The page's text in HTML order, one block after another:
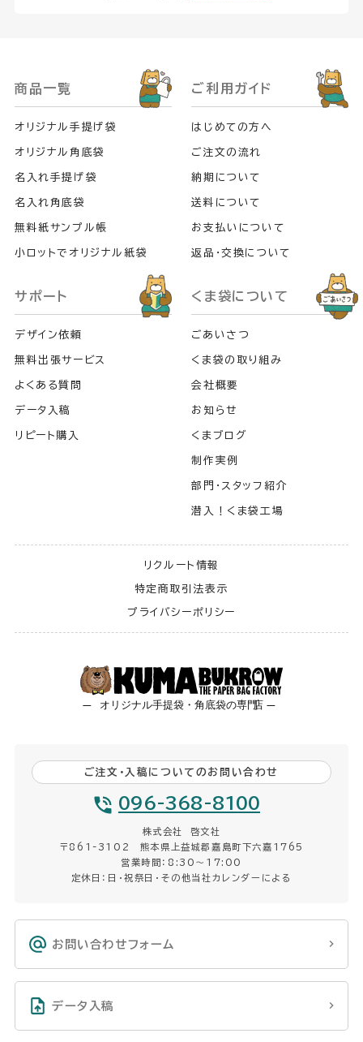
ご注文・入稿についてのお問い合わせ
096-368-8100
株式会社 啓文社
〒861-3102 熊本県上益城郡嘉島町下六嘉1765
営業時間：8:30〜17:00
定休日：日・祝祭日・その他当社カレンダーによる
お問い合わせフォーム
データ入稿
商品一覧
オリジナル手提げ袋
オリジナル角底袋
名入れ手提げ袋
名入れ角底袋
無料紙サンプル帳
小ロットでオリジナル紙袋
ご利用ガイド
はじめての方へ
ご注文の流れ
納期について
送料について
お支払いについて
返品・交換について
サポート
デザイン依頼
無料出張サービス
よくある質問
データ入稿
リピート購入
くま袋について
ごあいさつ
くま袋の取り組み
会社概要
お知らせ
くまブログ
制作実例
部門・スタッフ紹介
潜入！くま袋工場
リクルート情報
特定商取引法表示
プライバシーポリシー